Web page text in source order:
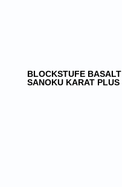
BLOCKSTUFE BASALT
SANOKU KARAT PLUS